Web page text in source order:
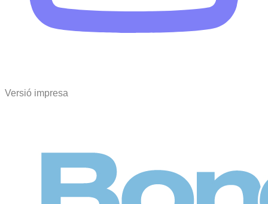
Versió impresa